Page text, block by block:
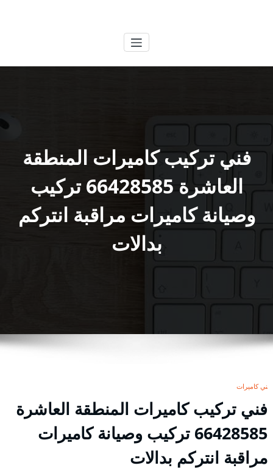
فني تركيب كاميرات المنطقة
العاشرة 66428585 تركيب
وصيانة كاميرات مراقبة انتركم
بدالات
فني كاميرات
فني تركيب كاميرات المنطقة العاشرة
66428585 تركيب وصيانة كاميرات
مراقبة انتركم بدالات